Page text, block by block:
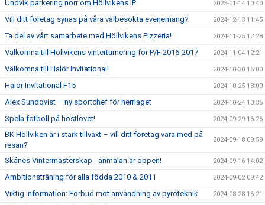
Undvik parkering norr om Höllvikens IP 2025-01-14 10:40
Vill ditt företag synas på våra välbesökta evenemang? 2024-12-13 11:45
Ta del av vårt samarbete med Höllvikens Pizzeria! 2024-11-25 12:28
Välkomna till Höllvikens vinterturnering för P/F 2016-2017 2024-11-04 12:21
Välkomna till Halör Invitational! 2024-10-30 16:00
Halör Invitational F15 2024-10-25 13:00
Alex Sundqvist – ny sportchef för herrlaget 2024-10-24 10:36
Spela fotboll på höstlovet! 2024-09-29 16:26
BK Höllviken är i stark tillväxt – vill ditt företag vara med på
resan?
2024-09-18 09:59
Skånes Vintermästerskap - anmälan är öppen! 2024-09-16 14:02
Ambitionsträning för alla födda 2010 & 2011 2024-09-02 09:42
Viktig information: Förbud mot användning av pyroteknik 2024-08-28 16:21